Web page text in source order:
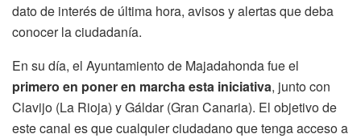
dato de interés de última hora, avisos y alertas que deba
conocer la ciudadanía.
En su día, el Ayuntamiento de Majadahonda fue el
primero en poner en marcha esta iniciativa, junto con
Clavijo (La Rioja) y Gáldar (Gran Canaria). El objetivo de
este canal es que cualquier ciudadano que tenga acceso a